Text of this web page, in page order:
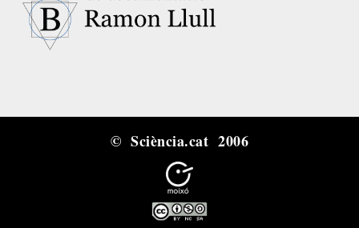
© Sciència.cat 2006